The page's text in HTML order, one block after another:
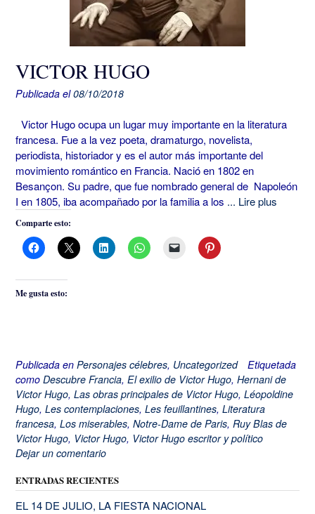
VICTOR HUGO
Publicada el08/10/2018
Victor Hugo ocupa un lugar muy importante en la literatura
francesa. Fue a la vez poeta, dramaturgo, novelista,
periodista, historiador y es el autor más importante del
movimiento romántico en Francia. Nació en 1802 en
Besançon. Su padre, que fue nombrado general de Napoleón
I en 1805, iba acompañado por la familia a los ... Lire plus
Comparte esto:
Me gusta esto:
Publicada en Personajes célebres, Uncategorized
Etiquetada
como Descubre Francia, El exilio de Victor Hugo, Hernani de
Victor Hugo, Las obras principales de Victor Hugo, Léopoldine
Hugo, Les contemplaciones, Les feuillantines, Literatura
francesa, Los miserables, Notre-Dame de Paris, Ruy Blas de
Victor Hugo, Victor Hugo, Victor Hugo escritor y político
Dejar un comentario
ENTRADAS RECIENTES
EL 14 DE JULIO, LA FIESTA NACIONAL